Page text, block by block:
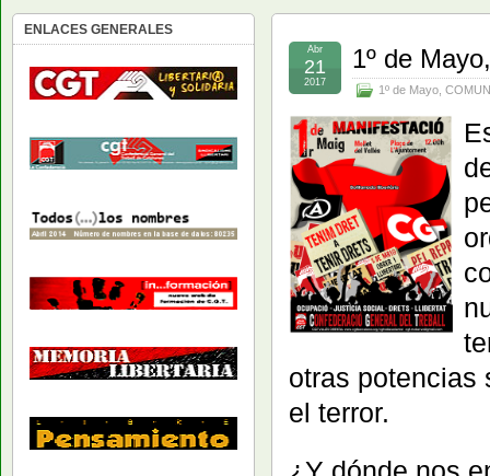
1º de
1º de Mayo
Abr
21
2017
otras potencias
el terror.
ENLACES GENERALES